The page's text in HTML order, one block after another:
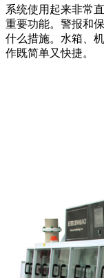
系统使用起来非常
重要功能。警报和
什么措施。水箱、
作既简单又快捷。